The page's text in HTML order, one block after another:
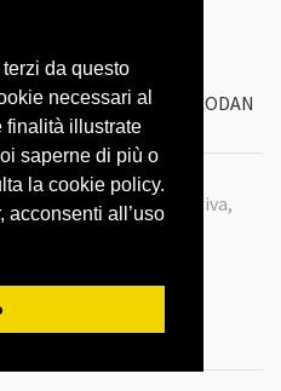
da questo
necessari al
finalità illustrate
saperne di più o
la cookie policy.
acconsenti all’uso
PER INFUSIONE CODAN
Tematica: Terapia intensiva,
NCOV ASSAY ARROW